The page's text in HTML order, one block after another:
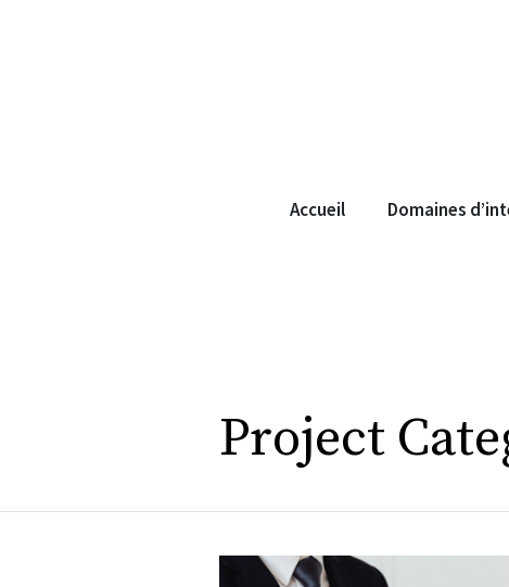
Accueil Domaines
Project